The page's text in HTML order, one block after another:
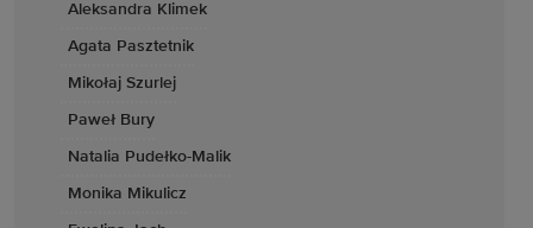
Aleksandra Klimek
Agata Pasztetnik
Mikołaj Szurlej
Paweł Bury
Natalia Pudełko-Malik
Monika Mikulicz